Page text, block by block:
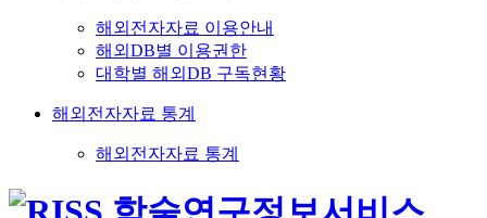
해외전자자료 이용안내
해외DB별 이용권한
대학별 해외DB 구독현황
해외전자자료 통계
해외전자자료 통계